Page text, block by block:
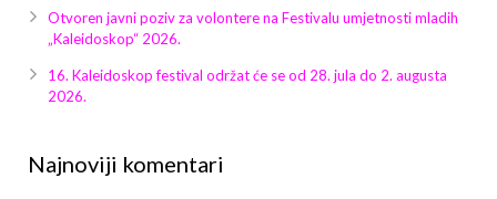
Galerija 2019
Galerija 2022
Galerija 2024
Otvoren javni poziv za volontere na Festivalu umjetnosti mladih
„Kaleidoskop“ 2026.
16. Kaleidoskop festival održat će se od 28. jula do 2. augusta
2026.
Najnoviji komentari